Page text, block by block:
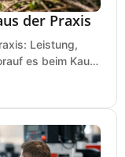
der Praxis
Leistung,
es beim Kauf